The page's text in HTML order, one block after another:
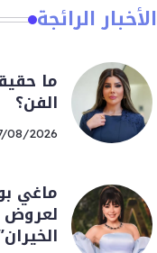
الأخبار الرائجة
ما
الفن؟
08/2026
ماغي
لعروض